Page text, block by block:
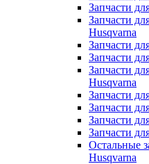
Запчасти
Запчасти
Husqvarna
Запчасти
Запчасти
Запчасти
Husqvarna
Запчасти
Запчасти
Запчасти
Запчасти
Остальные
Husqvarna